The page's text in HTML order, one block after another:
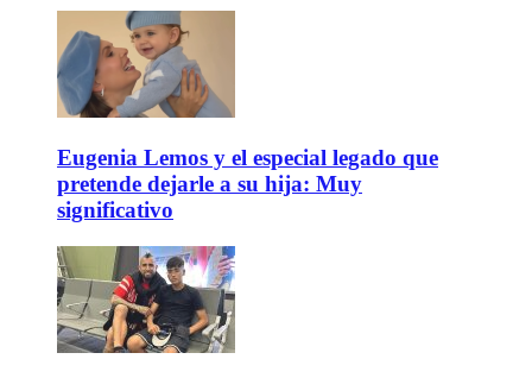
Eugenia Lemos y el especial legado que
pretende dejarle a su hija: Muy
significativo